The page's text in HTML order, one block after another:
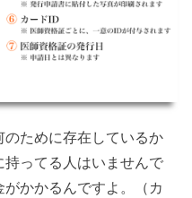
ために存在しているか
ってる人はいませんで
かかるんですよ。（カ